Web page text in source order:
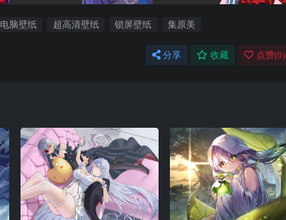
电脑壁纸 超高清壁纸 锁屏壁纸 集原美
分享 收藏 点赞(0)